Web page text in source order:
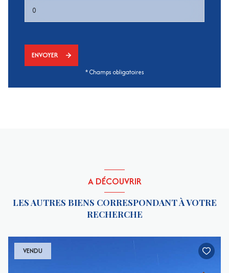
ENVOYER
* Champs obligatoires
A DÉCOUVRIR
LES AUTRES BIENS CORRESPONDANT À VOTRE
RECHERCHE
VENDU